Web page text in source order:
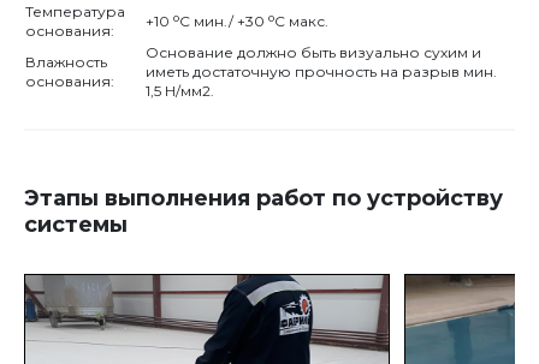
Температура
основания:
+10 oС мин./ +30 oС макс.
Влажность
основания:
Основание должно быть визуально сухим и
иметь достаточную прочность на разрыв мин.
1,5 Н/мм2.
Этапы выполнения работ по устройству
системы